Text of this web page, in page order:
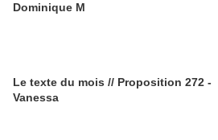
Dominique M
Le texte du mois // Proposition 272 -
Vanessa